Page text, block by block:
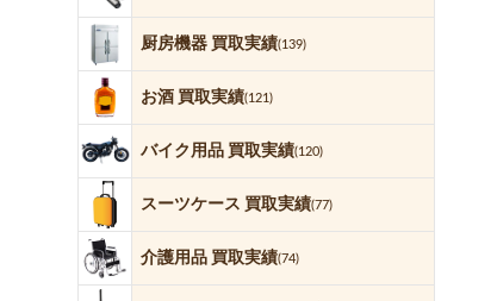
厨房機器 買取実績(139)
お酒 買取実績(121)
バイク用品 買取実績(120)
スーツケース 買取実績(77)
介護用品 買取実績(74)